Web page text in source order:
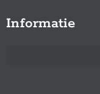
Informatie